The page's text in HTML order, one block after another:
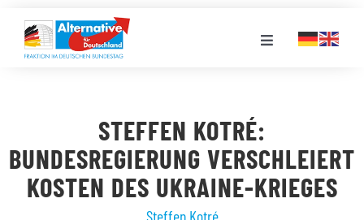
Inhalt
springen
Toggle
LANDESGRUPPEN
VERANSTALTUNGEN
STEFFEN KOTRÉ:
BUNDESREGIERUNG VERSCHLEIERT
KOSTEN DES UKRAINE-KRIEGES
Steffen Kotré